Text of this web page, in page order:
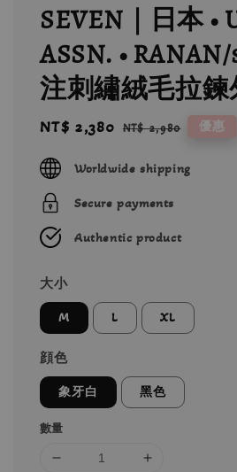
SEVEN｜日本 •
ASSN. •
注刺繡絨毛拉
Sale
NT$ 2,380 Regular
NT$ 2,980 優惠
Worldwide shipping
Secure payments
Authentic product
大小
M L XL
顔色
象牙白 黑色
數量